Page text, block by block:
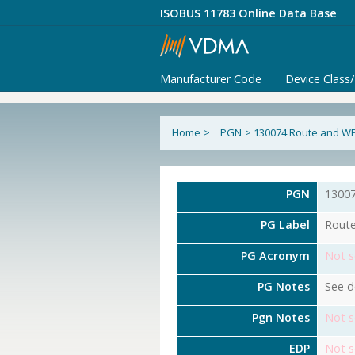
ISOBUS 11783 Online Data Base
Manufacturer Code Device
Home > PGN > 130074 Route and
PGN
PG Label
PG Acronym Not
PG Notes See
Pgn Notes Not
EDP Not